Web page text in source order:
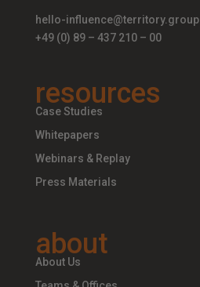
hello-influence@territory.group
+49 (0) 89 – 437 210 – 00
resources
Case Studies
Whitepapers
Webinars & Replay
Press Materials
about
About Us